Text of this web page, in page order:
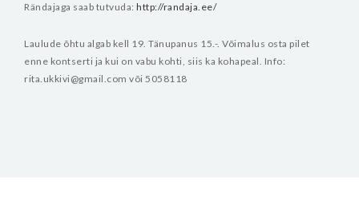
Rändajaga saab tutvuda: http://randaja.ee/
Laulude õhtu algab kell 19. Tänupanus 15.-. Võimalus osta pilet
enne kontserti ja kui on vabu kohti, siis ka kohapeal. Info:
rita.ukkivi@gmail.com või 5058118